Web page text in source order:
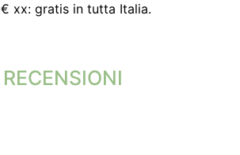
€ xx: gratis in tutta Italia.
RECENSIONI